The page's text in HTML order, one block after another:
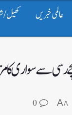
عالمی خبریں کھیل/
رسی سے سواری
A
A